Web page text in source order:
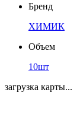
Бренд
ХИМИК
Объем
10шт
загрузка карты...